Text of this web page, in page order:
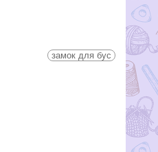
замок для бус